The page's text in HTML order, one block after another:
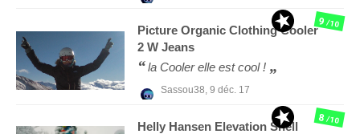
Picture Organic Clothing Cooler
2 W Jeans
la Cooler elle est cool !
Sassou38, 9 déc. 17
9/10
Helly Hansen Elevation Shell
8/10